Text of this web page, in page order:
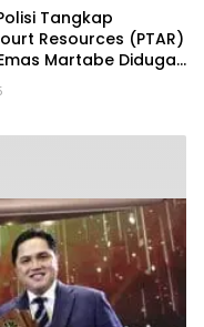
Tangkap
Resources (PTAR)
Martabe Diduga
Tiga